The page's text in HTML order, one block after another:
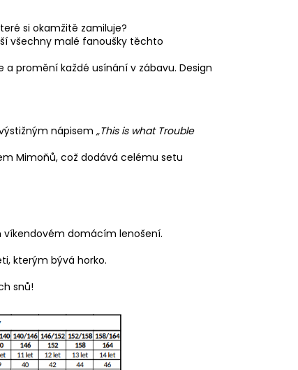
si okamžitě zamiluje?
všechny malé fanoušky těchto
promění každé usínání v zábavu. Design
nápisem „This is what Trouble
Mimoňů, což dodává celému setu
víkendovém domácím lenošení.
kterým bývá horko.
snů!